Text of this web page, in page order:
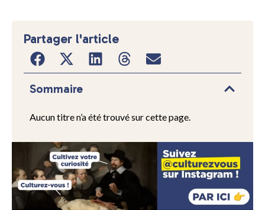
Partager l'article
Sommaire
Aucun titre n’a été trouvé sur cette page.